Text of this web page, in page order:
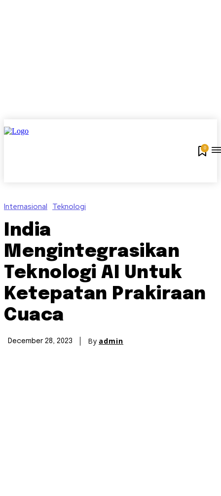
0
Internasional Teknologi
India
Mengintegrasikan
Teknologi AI Untuk
Ketepatan Prakiraan
Cuaca
December 28, 2023 By admin